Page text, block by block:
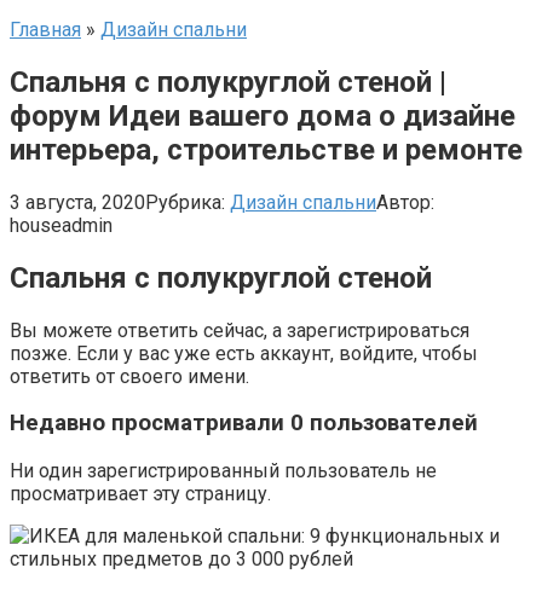
Главная » Дизайн спальни
Спальня с полукруглой стеной |
форум Идеи вашего дома о дизайне
интерьера, строительстве и ремонте
3 августа, 2020Рубрика: Дизайн спальниАвтор:
houseadmin
Спальня с полукруглой стеной
Вы можете ответить сейчас, а зарегистрироваться
позже. Если у вас уже есть аккаунт, войдите, чтобы
ответить от своего имени.
Недавно просматривали 0 пользователей
Ни один зарегистрированный пользователь не
просматривает эту страницу.